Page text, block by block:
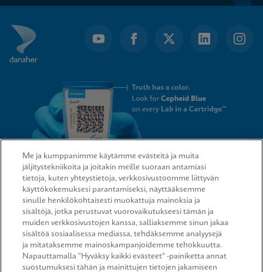
QUICK LINKS
LEGAL
Me ja kumppanimme käytämme evästeitä ja muita
jäljitystekniikoita ja joitakin meille suoraan antamiasi
tietoja, kuten yhteystietoja, verkkosivustoomme liittyvän
käyttökokemuksesi parantamiseksi, näyttääksemme
sinulle henkilökohtaisesti muokattuja mainoksia ja
sisältöjä, jotka perustuvat vuorovaikutukseesi tämän ja
muiden verkkosivustojen kanssa, salliaksemme sinun jakaa
sisältöä sosiaalisessa mediassa, tehdäksemme analyysejä
ja mitataksemme mainoskampanjoidemme tehokkuutta.
Napauttamalla "Hyväksy kaikki evästeet" -painiketta annat
suostumuksesi tähän ja mainittujen tietojen jakamiseen